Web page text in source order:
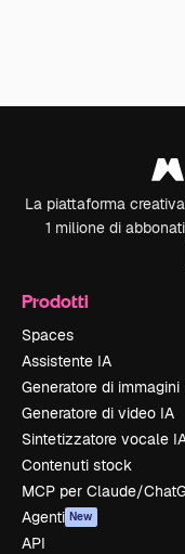
La piattaforma
1 milione di
Prodotti
Spaces
Assistente IA
Generatore di immagini
Generatore di video IA
Sintetizzatore vocale
Contenuti stock
MCP per Claude/
Agenti New
API